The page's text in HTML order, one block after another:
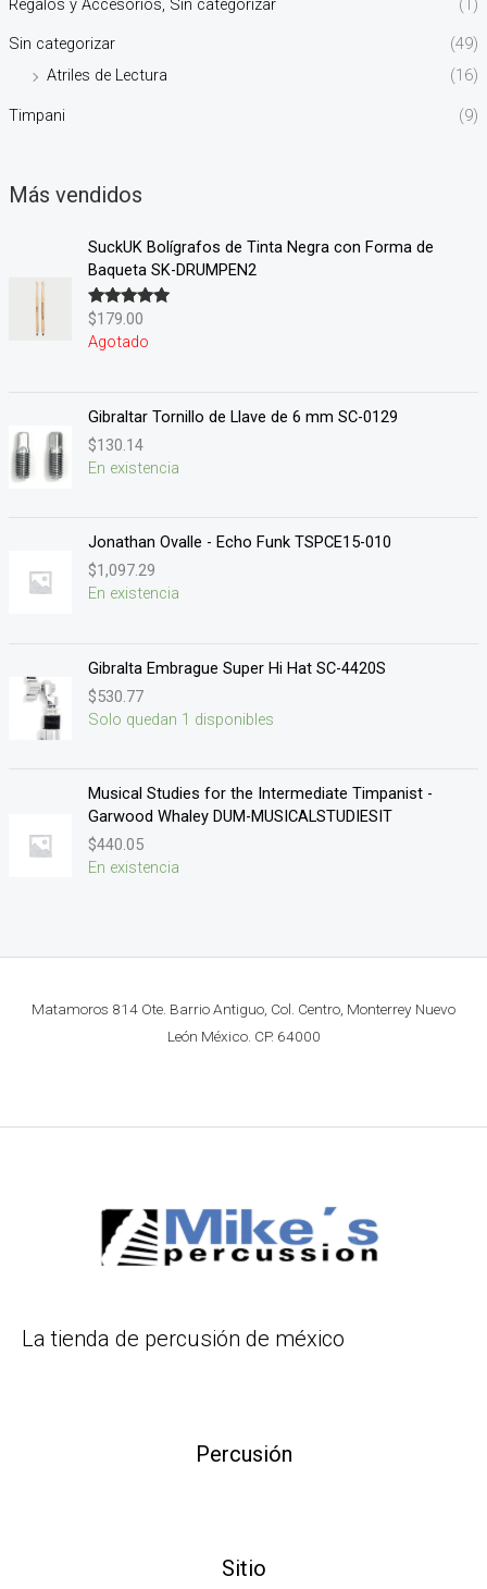
Regalos y Accesorios, Sin categorizar (1)
Sin categorizar
(49)
Atriles de Lectura
(16)
Timpani (9)
Más vendidos
SuckUK Bolígrafos de Tinta Negra con Forma de
Baqueta SK-DRUMPEN2
Valorado en
5.00 de 5
$179.00
Agotado
Gibraltar Tornillo de Llave de 6 mm SC-0129
$130.14
En existencia
Jonathan Ovalle - Echo Funk TSPCE15-010
$1,097.29
En existencia
Gibralta Embrague Super Hi Hat SC-4420S
$530.77
Solo quedan 1 disponibles
Musical Studies for the Intermediate Timpanist -
Garwood Whaley DUM-MUSICALSTUDIESIT
$440.05
En existencia
Matamoros 814 Ote. Barrio Antiguo, Col. Centro, Monterrey Nuevo
León México. CP. 64000
La tienda de percusión de méxico
Percusión
Sitio